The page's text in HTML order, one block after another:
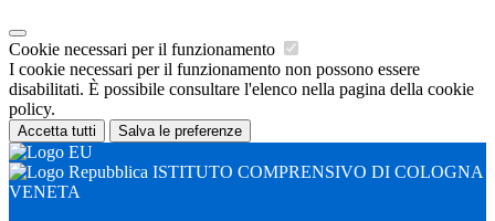
Cookie necessari per il funzionamento
I cookie necessari per il funzionamento non possono essere
disabilitati. È possibile consultare l'elenco nella pagina della cookie
policy.
Accetta tutti Salva le preferenze
ISTITUTO COMPRENSIVO DI COLOGNA
VENETA